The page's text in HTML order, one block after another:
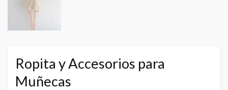
Ropita y Accesorios para
Muñecas